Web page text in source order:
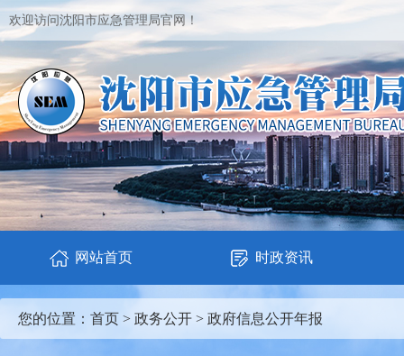
欢迎访问沈阳市应急管理局官网！
网站首页 时政资讯
您的位置： 首页 > 政务公开 > 政府信息公开年报